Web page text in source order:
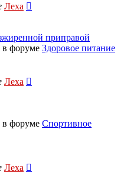
Леха
приправой
в форуме Здоровое питание
Леха
в форуме Спортивное
Леха